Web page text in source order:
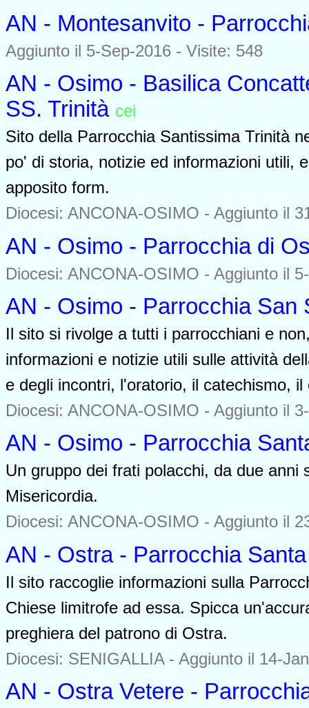
AN - Montesanvito -
Aggiunto il 5-Sep-2016 - Visite: 548
AN - Osimo - Basilica
SS. Trinità cei
Sito della Parrocchia Santissima Trinità
po' di storia, notizie ed informazioni utili,
apposito form.
Diocesi: ANCONA-OSIMO - Aggiunto il
AN - Osimo - Parrocchia di
Diocesi: ANCONA-OSIMO - Aggiunto il
AN - Osimo - Parrocchia San
Il sito si rivolge a tutti i parrocchiani e
informazioni e notizie utili sulle attività
e degli incontri, l'oratorio, il catechismo, il
Diocesi: ANCONA-OSIMO - Aggiunto il
AN - Osimo - Parrocchia
Un gruppo dei frati polacchi, da due
Misericordia.
Diocesi: ANCONA-OSIMO - Aggiunto il
AN - Ostra - Parrocchia
Il sito raccoglie informazioni sulla
Chiese limitrofe ad essa. Spicca
preghiera del patrono di Ostra.
Diocesi: SENIGALLIA - Aggiunto il 14-
AN - Ostra Vetere -